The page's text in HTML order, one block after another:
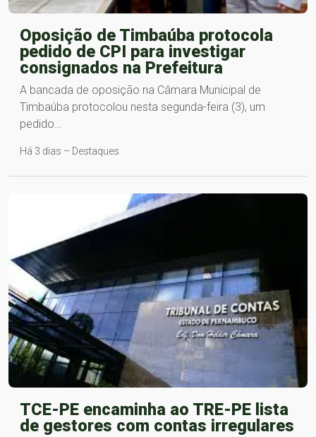
Oposição de Timbaúba protocola
pedido de CPI para investigar
consignados na Prefeitura
A bancada de oposição na Câmara Municipal de
Timbaúba protocolou nesta segunda-feira (3), um
pedido…
Há 3 dias – Destaques
TCE-PE encaminha ao TRE-PE lista
de gestores com contas irregulares